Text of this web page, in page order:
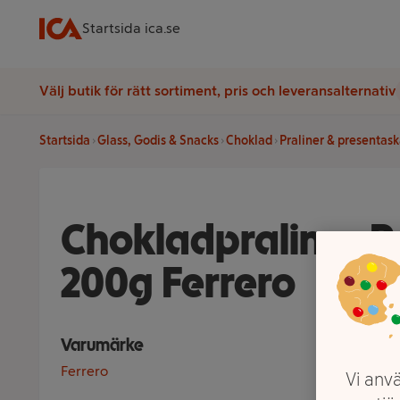
Startsida ica.se
Välj butik för rätt sortiment, pris och leveransalternativ
Startsida Glass, Godis & Snacks Choklad Praliner &
Chokladpraliner
200g Ferrero
Varumärke
Ferrero
Vi